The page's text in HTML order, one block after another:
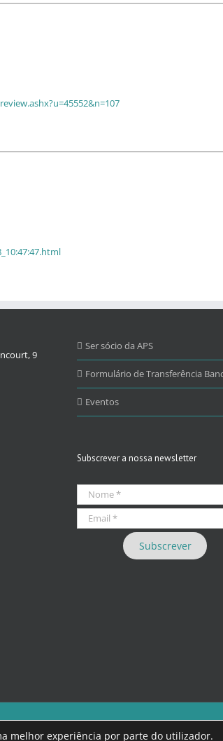
9
Ser sócio da APS
Formulário de Transferência
Eventos
Subscrever a nossa newsletter
nacionais.
melhor experiência por parte do utilizador.